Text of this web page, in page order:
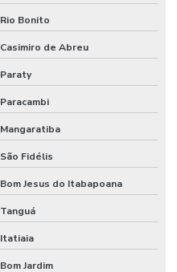
Rio Bonito
Casimiro de Abreu
Paraty
Paracambi
Mangaratiba
São Fidélis
Bom Jesus do Itabapoana
Tanguá
Itatiaia
Bom Jardim